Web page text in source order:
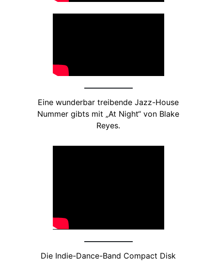
Eine wunderbar treibende Jazz-House
Nummer gibts mit „At Night“ von Blake
Reyes.
Die Indie-Dance-Band Compact Disk